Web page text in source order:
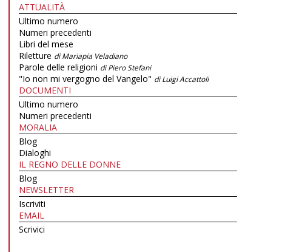
ATTUALITÀ
Ultimo numero
Numeri precedenti
Libri del mese
Riletture di Mariapia Veladiano
Parole delle religioni di Piero Stefani
"Io non mi vergogno del Vangelo" di Luigi Accattoli
DOCUMENTI
Ultimo numero
Numeri precedenti
MORALIA
Blog
Dialoghi
IL REGNO DELLE DONNE
Blog
NEWSLETTER
Iscriviti
EMAIL
Scrivici